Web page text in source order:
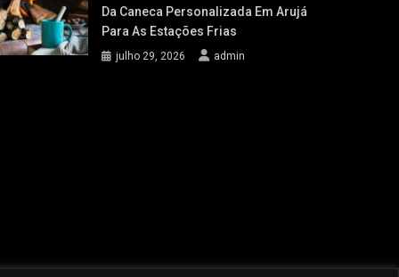
Da Caneca Personalizada Em Arujá
Para As Estações Frias
julho 29, 2026 admin